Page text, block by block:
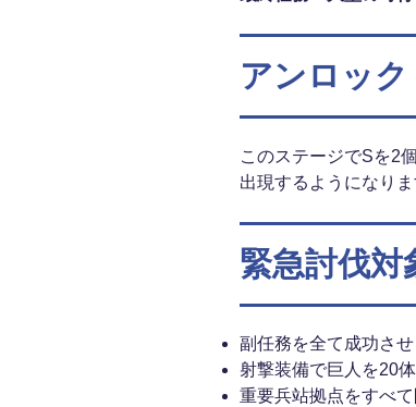
アンロック
このステージでSを2
出現するようになりま
緊急討伐対
副任務を全て成功させ
射撃装備で巨人を20
重要兵站拠点をすべて